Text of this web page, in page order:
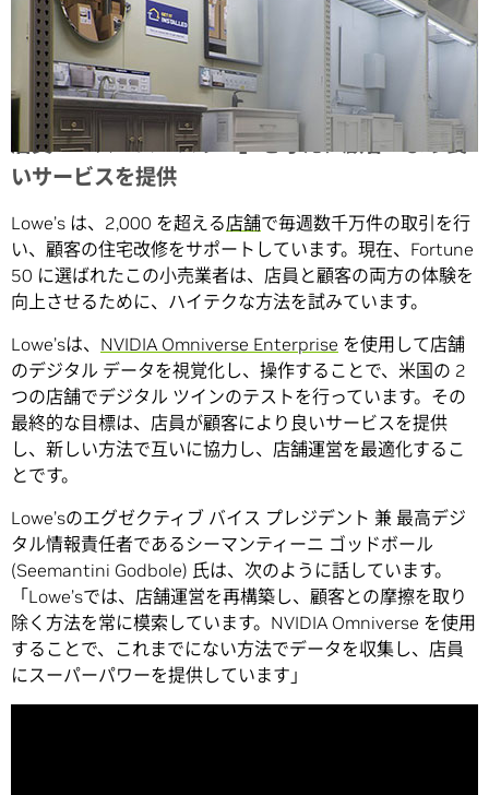
店員へ「スーパーパワー」を与え、顧客へより良
いサービスを提供
Lowe’s は、2,000 を超える店舗で毎週数千万件の取引を行
い、顧客の住宅改修をサポートしています。現在、Fortune
50 に選ばれたこの小売業者は、店員と顧客の両方の体験を
向上させるために、ハイテクな方法を試みています。
Lowe’sは、 NVIDIA Omniverse Enterprise を使用して店舗
のデジタル データを視覚化し、操作することで、米国の 2
つの店舗でデジタル ツインのテストを行っています。その
最終的な目標は、店員が顧客により良いサービスを提供
し、新しい方法で互いに協力し、店舗運営を最適化するこ
とです。
Lowe’sのエグゼクティブ バイス プレジデント 兼 最高デジ
タル情報責任者であるシーマンティーニ ゴッドボール
(Seemantini Godbole) 氏は、次のように話しています。
「Lowe’sでは、店舗運営を再構築し、顧客との摩擦を取り
除く方法を常に模索しています。NVIDIA Omniverse を使用
することで、これまでにない方法でデータを収集し、店員
にスーパーパワーを提供しています」